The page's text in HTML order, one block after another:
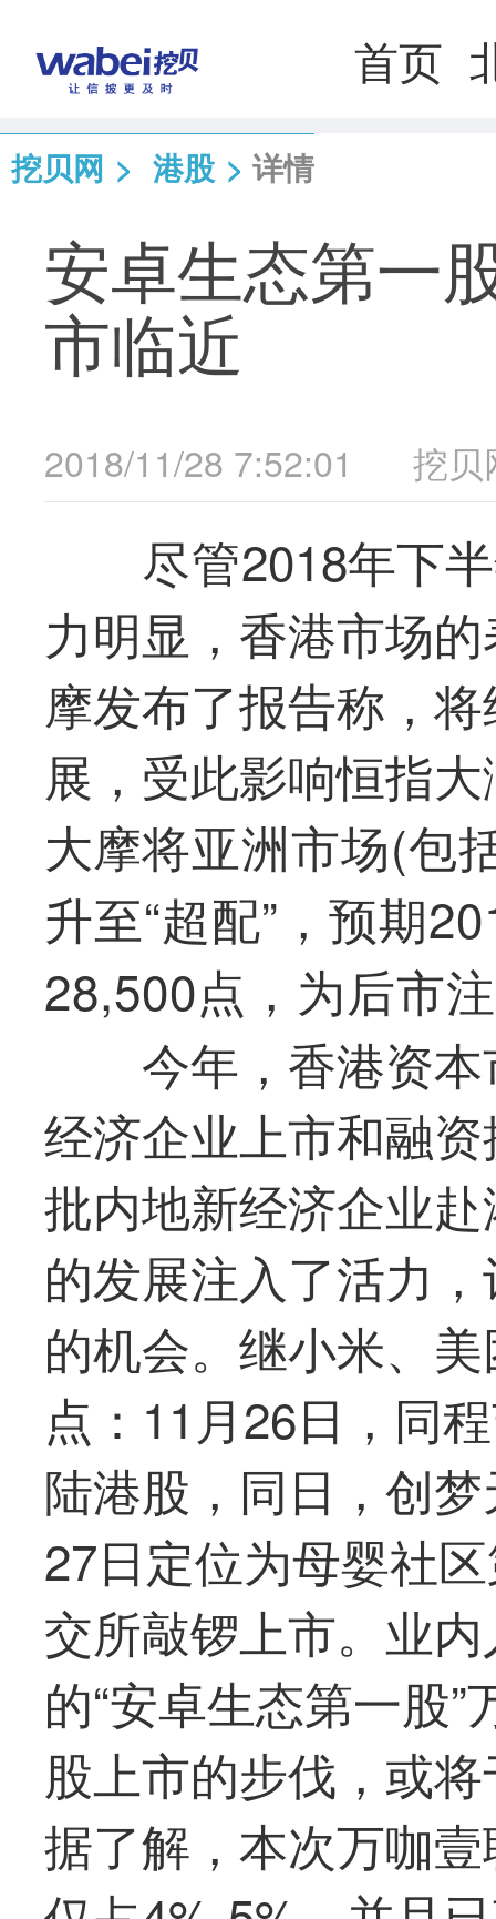
首页
挖贝网 > 港股 > 详情
安卓生态第一
市临近
2018/11/28 7:52:01 挖贝
尽管2018年下
力明显，香港市场
摩发布了报告称，
展，受此影响恒指
大摩将亚洲市场(包
升至“超配”，预期
28,500点，为后市
今年，香港资
经济企业上市和融
批内地新经济企业
的发展注入了活力
的机会。继小米、
点：11月26日，同
陆港股，同日，创
27日定位为母婴社
交所敲锣上市。业
的“安卓生态第一股
股上市的步伐，或
据了解，本次万咖